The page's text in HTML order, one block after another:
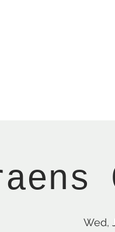
Wed,